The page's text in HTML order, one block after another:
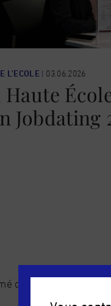
L'ECOLE | 03.06.2026
Haute
Jobdating
de l'actualité de